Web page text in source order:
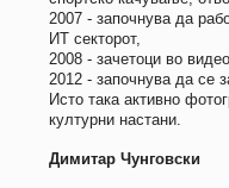
2007 - започнува да
ИТ секторот,
2008 - зачетоци во
2012 - започнува да се
Исто така активно
културни настани.
Димитар Чунговски